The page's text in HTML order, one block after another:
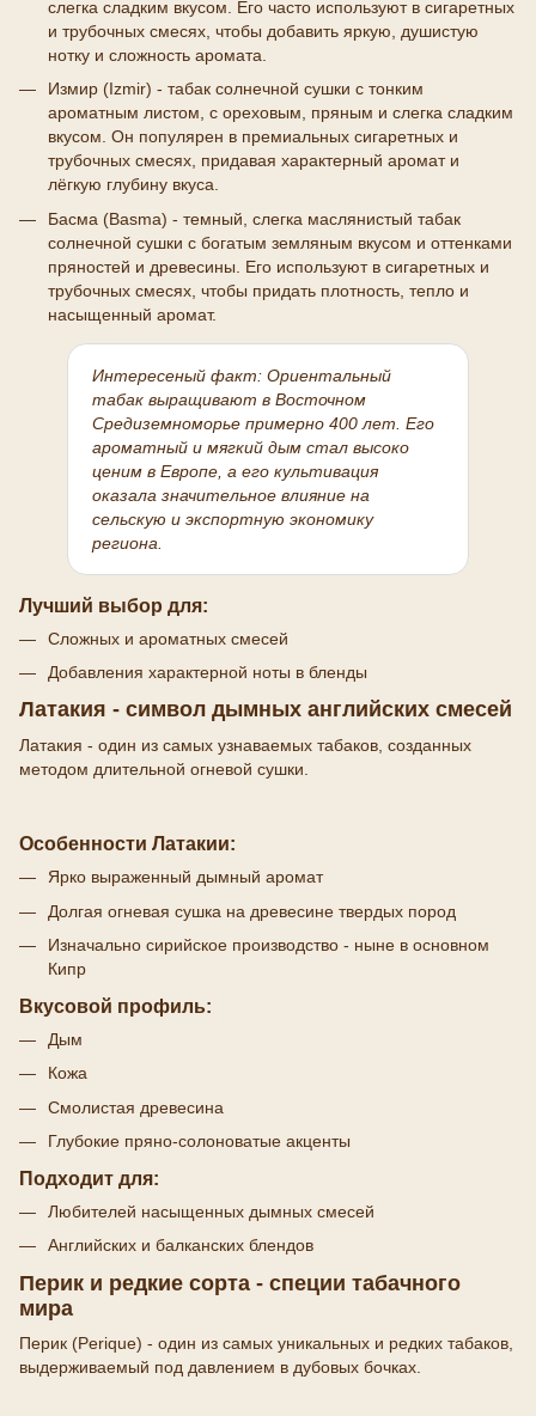
слегка сладким вкусом. Его часто используют в сигаретных
и трубочных смесях, чтобы добавить яркую, душистую
нотку и сложность аромата.
Измир (Izmir) - табак солнечной сушки с тонким
ароматным листом, с ореховым, пряным и слегка сладким
вкусом. Он популярен в премиальных сигаретных и
трубочных смесях, придавая характерный аромат и
лёгкую глубину вкуса.
Басма (Basma) - темный, слегка маслянистый табак
солнечной сушки с богатым земляным вкусом и оттенками
пряностей и древесины. Его используют в сигаретных и
трубочных смесях, чтобы придать плотность, тепло и
насыщенный аромат.
Интересеный факт: Ориентальный
табак выращивают в Восточном
Средиземноморье примерно 400 лет. Его
ароматный и мягкий дым стал высоко
ценим в Европе, а его культивация
оказала значительное влияние на
сельскую и экспортную экономику
региона.
Лучший выбор для:
Сложных и ароматных смесей
Добавления характерной ноты в бленды
Латакия - символ дымных английских смесей
Латакия - один из самых узнаваемых табаков, созданных
методом длительной огневой сушки.
Особенности Латакии:
Ярко выраженный дымный аромат
Долгая огневая сушка на древесине твердых пород
Изначально сирийское производство - ныне в основном
Кипр
Вкусовой профиль:
Дым
Кожа
Смолистая древесина
Глубокие пряно-солоноватые акценты
Подходит для:
Любителей насыщенных дымных смесей
Английских и балканских блендов
Перик и редкие сорта - специи табачного
мира
Перик (Perique) - один из самых уникальных и редких табаков,
выдерживаемый под давлением в дубовых бочках.